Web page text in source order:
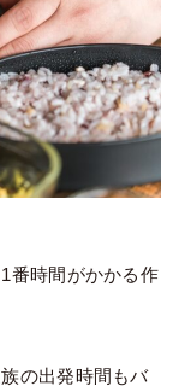
番時間がかかる作
の出発時間もバ